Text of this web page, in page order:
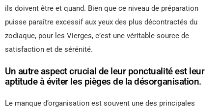
ils doivent être et quand. Bien que ce niveau de préparation
puisse paraître excessif aux yeux des plus décontractés du
zodiaque, pour les Vierges, c’est une véritable source de
satisfaction et de sérénité.
Un autre aspect crucial de leur ponctualité est leur
aptitude à éviter les pièges de la désorganisation.
Le manque d’organisation est souvent une des principales